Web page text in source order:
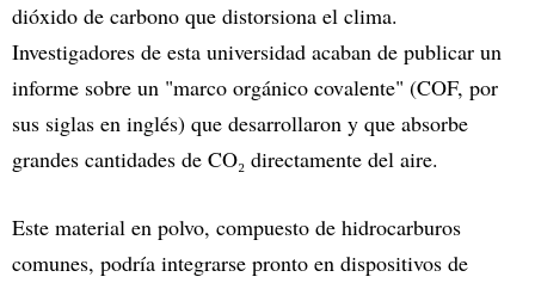
dióxido de carbono que distorsiona el clima.
Investigadores de esta universidad acaban de publicar un
informe sobre un "marco orgánico covalente" (COF, por
sus siglas en inglés) que desarrollaron y que absorbe
grandes cantidades de CO₂ directamente del aire.
Este material en polvo, compuesto de hidrocarburos
comunes, podría integrarse pronto en dispositivos de